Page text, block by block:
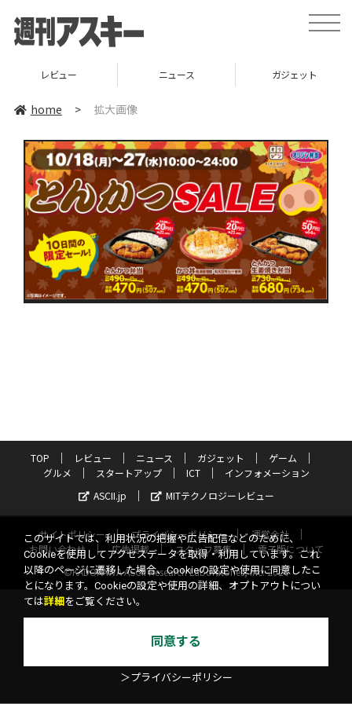
toggle
レビュー ニュース ガジェット
home > 拡大画像
TOP レビュー ニュース ガジェット
ゲーム
グルメ
スタートアップ ICT
インフォメーション
ASCII.jp
MITテクノロジーレビュー
サイトポリシー プライバシーポリシー
運営会社
お問い合わせ
広告掲載 スタッフ募集
電子版について
©KADOKAWA ASCII Research Laboratories, Inc. 2026
このサイトでは、利用状況の把握や広告配信などのために、
Cookieを使用してアクセスデータを取得・利用しています。これ
以降のページに遷移した場合、Cookieの設定や使用に同意したこ
とになります。Cookieの設定や使用の詳細、オプトアウトについ
ては詳細 をご覧ください。
同意する
＞プライバシーポリシー